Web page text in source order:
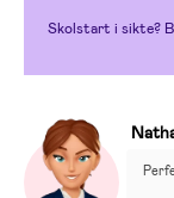
Skolstart i sikte?